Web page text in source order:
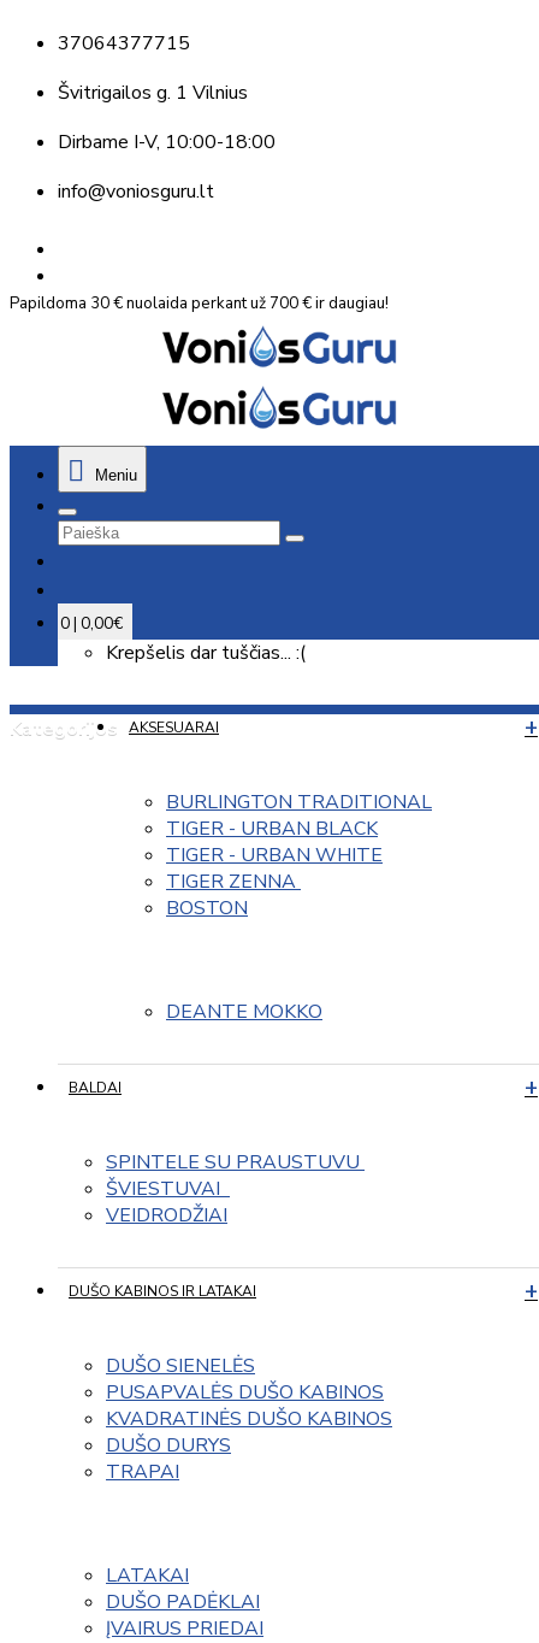
37064377715
Švitrigailos g. 1 Vilnius
Dirbame I-V, 10:00-18:00
info@voniosguru.lt
Papildoma 30 € nuolaida perkant už 700 € ir daugiau!
Meniu
0 | 0,00€
Krepšelis dar tuščias... :(
Kategorijos AKSESUARAI
BURLINGTON TRADITIONAL
TIGER - URBAN BLACK
TIGER - URBAN WHITE
TIGER ZENNA
BOSTON
DEANTE MOKKO
BALDAI
SPINTELE SU PRAUSTUVU
ŠVIESTUVAI
VEIDRODŽIAI
DUŠO KABINOS IR LATAKAI
DUŠO SIENELĖS
PUSAPVALĖS DUŠO KABINOS
KVADRATINĖS DUŠO KABINOS
DUŠO DURYS
TRAPAI
LATAKAI
DUŠO PADĖKLAI
ĮVAIRUS PRIEDAI